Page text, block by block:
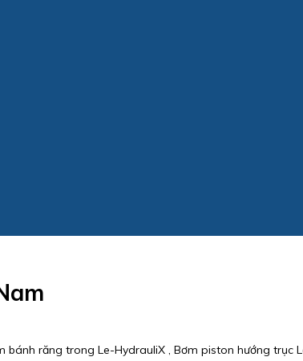
răng trong Le-HydrauliX , Bơm piston hướng